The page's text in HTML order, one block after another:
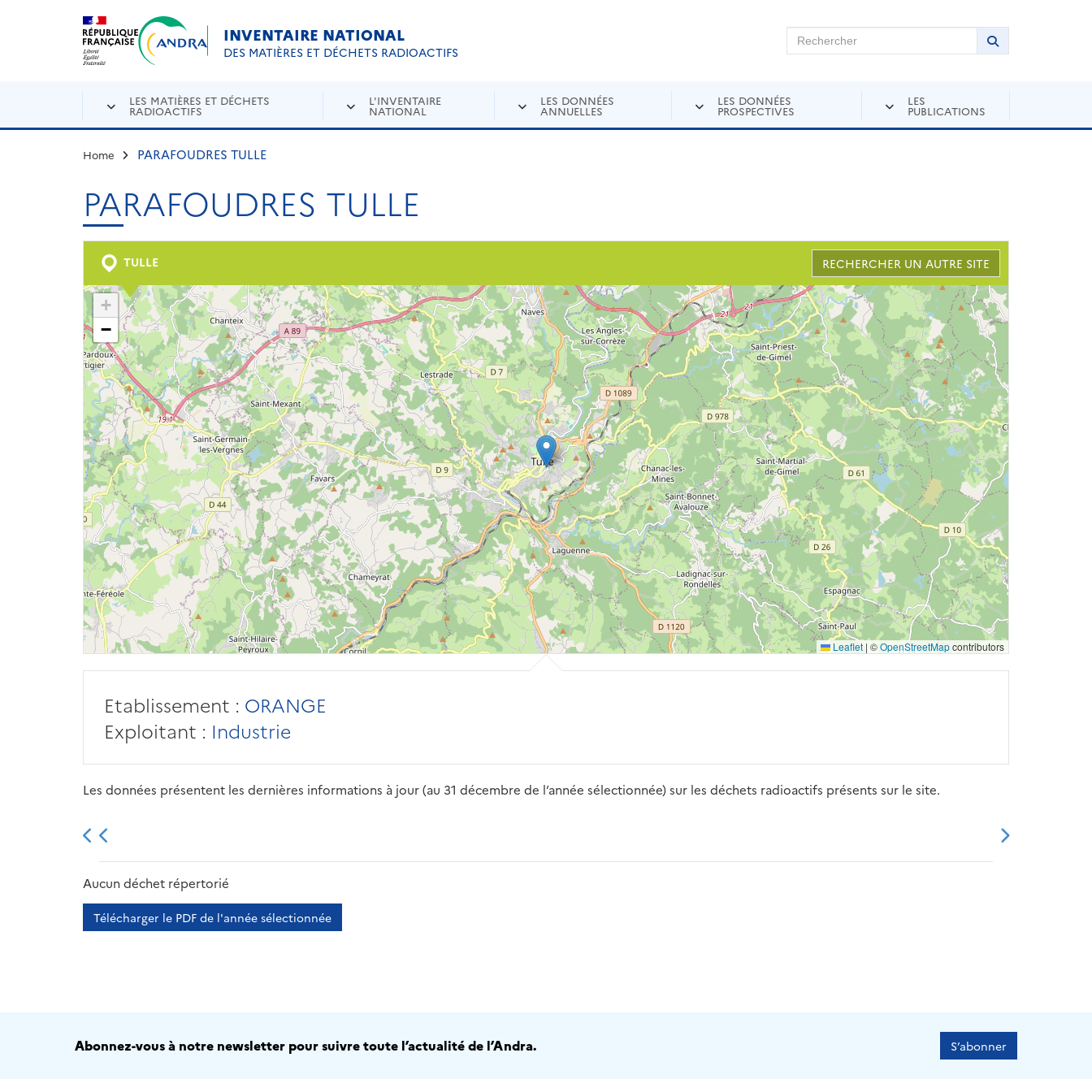
Aller au contenu principal
INVENTAIRE NATIONAL
DES MATIÈRES ET DÉCHETS RADIOACTIFS
Rechercher sur Andra Inventaire Rechercher
Lancer la
LES MATIÈRES ET DÉCHETS
RADIOACTIFS
L'INVENTAIRE
NATIONAL
LES DONNÉES
ANNUELLES
LES DONNÉES
PROSPECTIVES
LES
PUBLICATIONS
Home PARAFOUDRES TULLE
PARAFOUDRES TULLE
TULLE RECHERCHER UN AUTRE SITE
+
−
Leaflet | ©OpenStreetMapcontributors
Etablissement : ORANGE
Exploitant : Industrie
Les données présentent les dernières informations à jour (au 31 décembre de l’année sélectionnée) sur les déchets radioactifs présents sur le site.
2013 2014
Aucun déchet répertorié
Télécharger le PDF de l'année sélectionnée
Abonnez-vous à notre newsletter pour suivre toute l’actualité de l’Andra. S’abonner